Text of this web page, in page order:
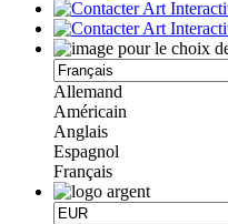
Allemand
Américain
Anglais
Espagnol
Français